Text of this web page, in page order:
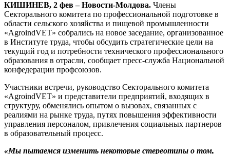
КИШИНЕВ, 2 фев – Новости-Молдова. Члены
Секторального комитета по профессиональной подготовке в
области сельского хозяйства и пищевой промышленности
«AgroindVET» собрались на новое заседание, организованное
в Институте труда, чтобы обсудить стратегические цели на
текущий год и потребности технического профессионального
образования в отрасли, сообщает пресс-служба Национальной
конфедерации профсоюзов.
Участники встречи, руководство Секторального комитета
«AgroindVET» и представители предприятий, входящих в
структуру, обменялись опытом о вызовах, связанных с
реалиями на рынке труда, путях повышения эффективности
управления персоналом, привлечения социальных партнеров
в образовательный процесс.
«Мы пытаемся изменить некоторые стереотипы о том,